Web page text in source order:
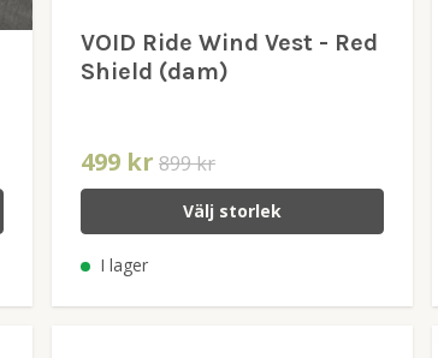
VOID Ride Wind Vest - Red
Shield (dam)
499 kr 899 kr
Välj storlek
I lager